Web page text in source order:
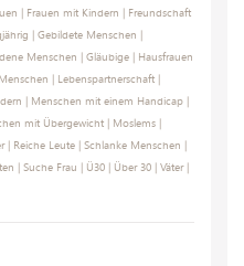
| Frauen mit Kindern | Freundschaft
| Gebildete Menschen |
Menschen | Gläubige | Hausfrauen
| Lebenspartnerschaft |
| Menschen mit einem Handicap |
mit Übergewicht | Moslems |
| Reiche Leute | Schlanke Menschen |
| Suche Frau | Ü30 | Über 30 | Väter|